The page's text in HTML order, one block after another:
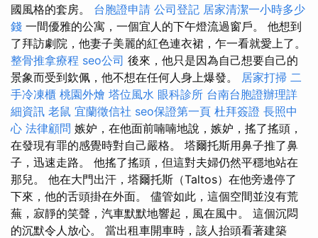
國風格的套房。 台胞證申請 公司登記 居家清潔一小時多少
錢 一間優雅的公寓，一個宜人的下午燈流過窗戶。 他想到
了拜訪劇院，他妻子美麗的紅色連衣裙，乍一看就愛上了。
整骨推拿療程 seo公司 後來，他只是因為自己想要自己的
景象而受到欽佩，他不想在任何人身上爆發。 居家打掃 二
手冷凍櫃 桃園外燴 塔位風水 眼科診所 台南台胞證辦理詳
細資訊 老鼠 宜蘭徵信社 seo保證第一頁 杜拜簽證 長照中
心 法律顧問 嫉妒，在他面前喃喃地說，嫉妒，搖了搖頭，
在發現有罪的感覺時對自己嚴格。 塔爾托斯用鼻子推了鼻
子，迅速走路。 他搖了搖頭，但這對夫婦仍然平穩地站在
那兒。 他在大門出汗，塔爾托斯（Taltos）在他旁邊停了
下來，他的舌頭掛在外面。 儘管如此，這個空間並沒有荒
蕪，寂靜的笑聲，汽車默默地響起，風在風中。 這個沉悶
的沉默令人放心。 當出租車開車時，該人抬頭看著建築